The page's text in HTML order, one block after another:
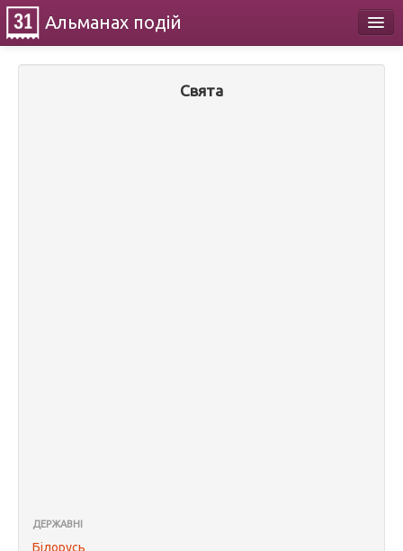
Альманах подій
Свята
ДЕРЖАВНІ
Білорусь